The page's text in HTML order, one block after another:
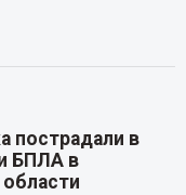
пострадали в
БПЛА в